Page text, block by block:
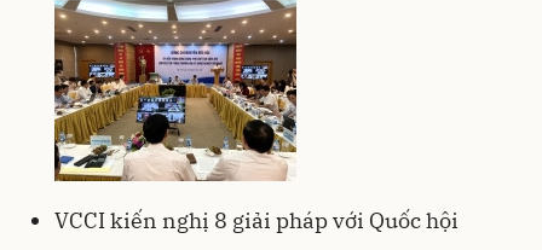
VCCI kiến nghị 8 giải pháp với Quốc hội